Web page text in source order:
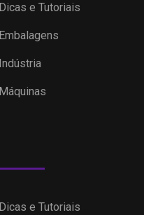
Dicas e Tutoriais
Embalagens
Indústria
Máquinas
Dicas e Tutoriais